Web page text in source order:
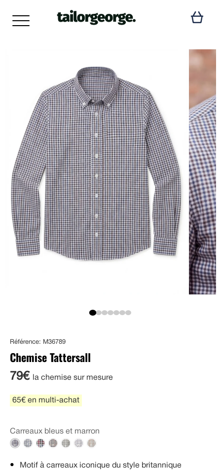
Référence: M36789
Chemise Tattersall
79€ la chemise sur mesure
65€ en multi-achat
Carreaux bleus et marron
Motif à carreaux iconique du style britannique